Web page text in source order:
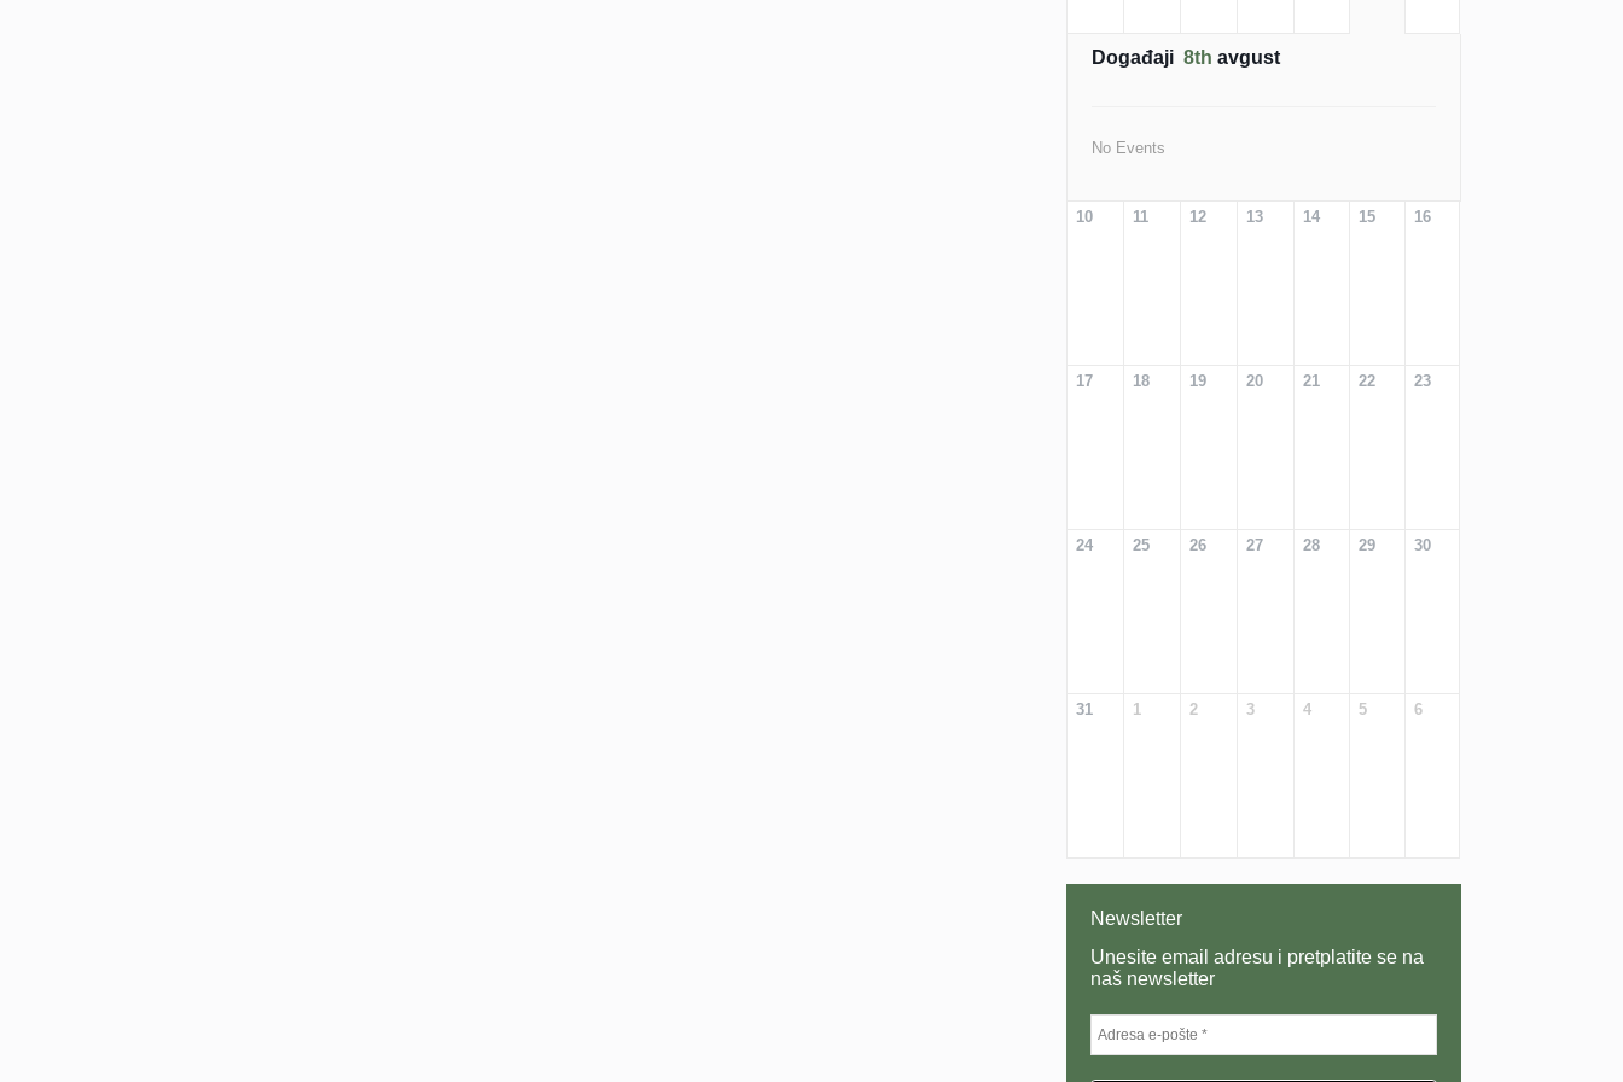
Događaji 8th avgust
No Events
10 11 12 13 14 15 16
17 18 19 20 21 22 23
24 25 26 27 28 29 30
31 1 2 3 4 5 6
Newsletter
Unesite email adresu i pretplatite se na
naš newsletter